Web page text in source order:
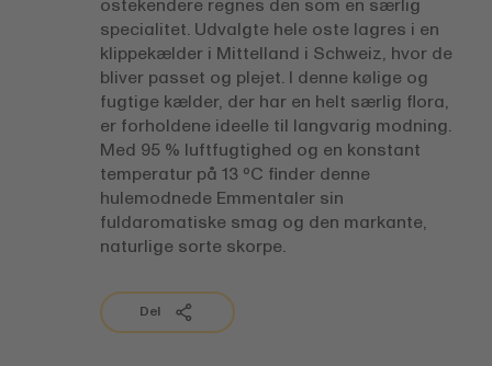
ostekendere regnes den som en særlig
specialitet. Udvalgte hele oste lagres i en
klippekælder i Mittelland i Schweiz, hvor de
bliver passet og plejet. I denne kølige og
fugtige kælder, der har en helt særlig flora,
er forholdene ideelle til langvarig modning.
Med 95 % luftfugtighed og en konstant
temperatur på 13 ºC finder denne
hulemodnede Emmentaler sin
fuldaromatiske smag og den markante,
naturlige sorte skorpe.
Del